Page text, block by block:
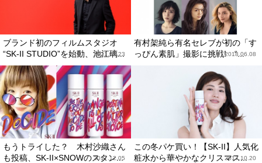
ブランド初のフィルムスタジオ
“SK-II STUDIO”を始動、池江璃...
2021.03.23
有村架純ら有名セレブが初の「す
っぴん素肌」撮影に挑戦! “...
2018.06.08
もうトライした？ 木村沙織さん
も投稿、SK-II×SNOWのスタン...
2017.12.05
この冬パケ買い！【SK-II】人気化
粧水から華やかなクリスマス...
2017.10.20